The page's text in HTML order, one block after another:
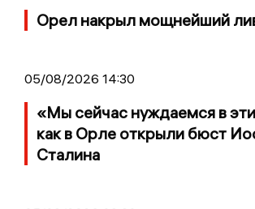
Орел накрыл мощнейший
05/08/2026 14:30
«Мы сейчас нуждаемся в
как в Орле открыли бюст
Сталина